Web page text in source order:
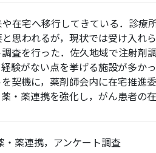
在宅へ移行してきている．診療
思われるが，現状では受け入れ
を行った．佐久地域で注射剤
験がない点を挙げる施設が多か
契機に，薬剤師会内に在宅推進
・薬連携を強化し，がん患者の
・薬連携，アンケート調査